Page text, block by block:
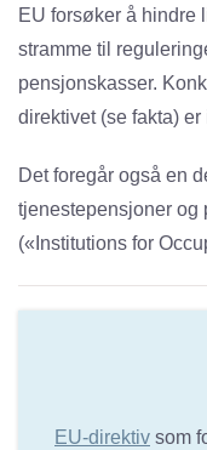
EU forsøker å hindre
stramme til
pensjonskasser.
direktivet (se fakta)
Det foregår også en
tjenestepensjoner og
(«Institutions for
EU-direktiv som